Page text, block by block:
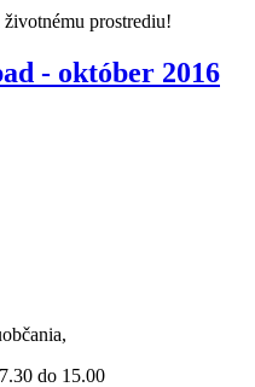
prostrediu!
- október 2016
do 15.00